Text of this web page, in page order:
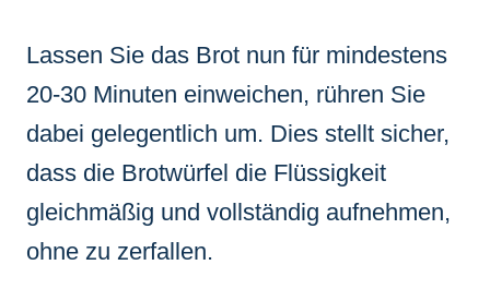
Lassen Sie das Brot nun für mindestens
20-30 Minuten einweichen, rühren Sie
dabei gelegentlich um. Dies stellt sicher,
dass die Brotwürfel die Flüssigkeit
gleichmäßig und vollständig aufnehmen,
ohne zu zerfallen.